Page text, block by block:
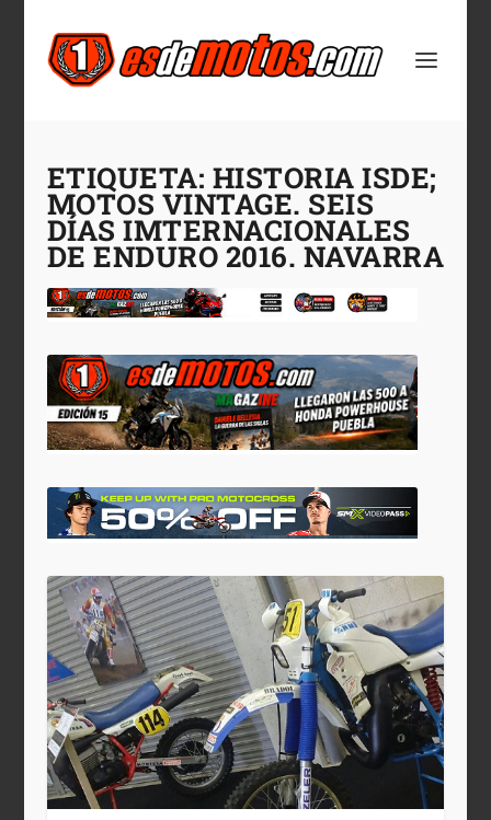
ETIQUETA: HISTORIA ISDE;
MOTOS VINTAGE. SEIS
DÍAS IMTERNACIONALES
DE ENDURO 2016. NAVARRA